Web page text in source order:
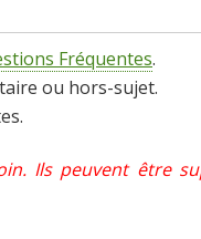
Fréquentes.
ou hors-sujet.
Ils peuvent être